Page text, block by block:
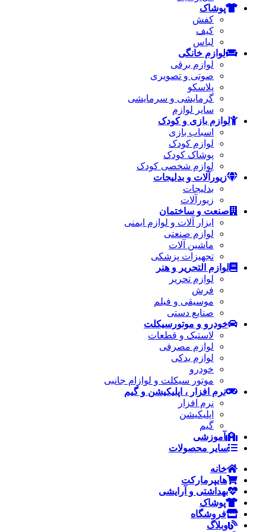
پوشاک
کفش
کیف
لباس
لوازم خانگی
لوازم برقی
صوتی و تصویری
پلاسکو
گرمایشی و سرمایشی
سایر لوازم
لوازم بازی و کودک
اسباب بازی
لوازم کودک
پوشاک کودک
لوازم شخصی کودک
زیورآلات و بدلیجات
بدلیجات
زیورآلات
صنعت و ساختمان
ابزار آلات و لوازم ایمنی
لوازم صنعتی
ماشین آلات
تجهیزات پزشکی
لوازم التحریر و هنر
لوازم تحریر
فرش
موسیقی و فیلم
صنایع دستی
خودرو و موتورسیکلت
لاستیک و قطعات
لوازم مصرفی
لوازم یدکی
خودرو
موتور سیکلت و لوازام جانبی
نرم افزار ، اپلیکیشن و گیم
نرم افزار
اپلیکیشن
گیم
آموزشی
سایر محصولات
خانه
هایپرمارکت
بهداشتی و آرایشی
پوشاک
فروشگاه
وبلاگ